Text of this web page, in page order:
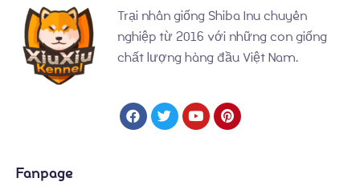
Trại nhân giống Shiba Inu chuyên
nghiệp từ 2016 với những con giống
chất lượng hàng đầu Việt Nam.
Fanpage